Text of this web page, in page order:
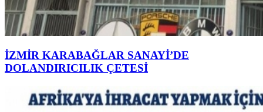
İZMİR KARABAĞLAR SANAYİ’DE
DOLANDIRICILIK ÇETESİ